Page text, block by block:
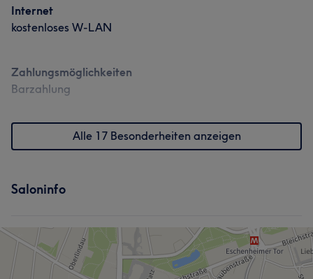
Was unsere Kunden über Kristina sagen
Herzlich 14
Internet
kostenloses W-LAN
Zahlungsmöglichkeiten
Barzahlung
Alle 17 Besonderheiten anzeigen
Saloninfo